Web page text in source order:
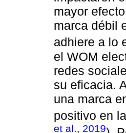
mayor
marca débil
adhiere a lo
el WOM
redes
su eficacia.
una marca
positivo en
et al., 2019